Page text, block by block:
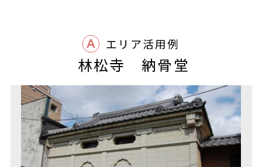
A エリア活用例
林松寺 納骨堂